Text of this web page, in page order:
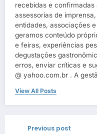
recebidas e
assessorias de
entidades, associações
geramos conteúdo
e feiras, experiências
degustações
erros, enviar críticas e
@ yahoo.com.br . A
View All Posts
Previous post